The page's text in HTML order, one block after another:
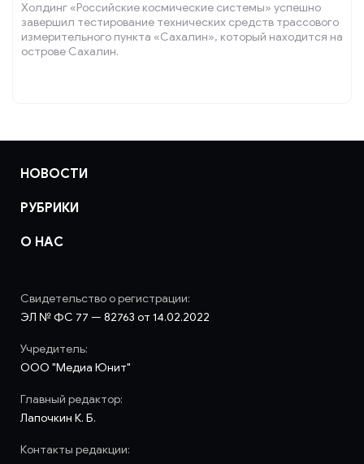
Холдинг «Российские космические системы» успешно
завершил тестирование технических средств трассового
измерительного пункта «Сахалин», который находится на
острове Сахалин.
НОВОСТИ
РУБРИКИ
О НАС
Свидетельство о регистрации:
ЭЛ № ФС 77 — 82763 от 14.02.2022
Учредитель:
ООО "Медиа Юнит"
Главный редактор:
Лапочкин К. Б.
Контакты редакции: